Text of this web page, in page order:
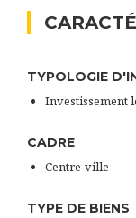
TYPOLOGIE
Investissement
CADRE
Centre-ville
TYPE DE BIENS